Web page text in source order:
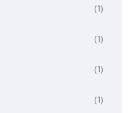
(1)
(1)
(1)
(1)